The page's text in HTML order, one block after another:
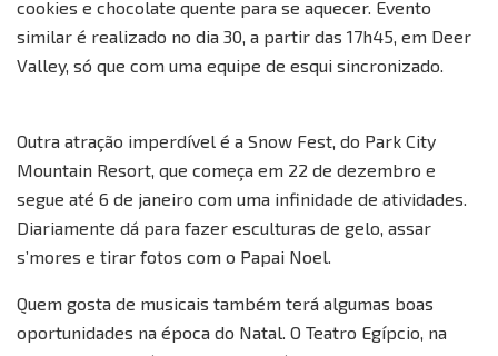
cookies e chocolate quente para se aquecer. Evento
similar é realizado no dia 30, a partir das 17h45, em Deer
Valley, só que com uma equipe de esqui sincronizado.
Outra atração imperdível é a Snow Fest, do Park City
Mountain Resort, que começa em 22 de dezembro e
segue até 6 de janeiro com uma infinidade de atividades.
Diariamente dá para fazer esculturas de gelo, assar
s’mores e tirar fotos com o Papai Noel.
Quem gosta de musicais também terá algumas boas
oportunidades na época do Natal. O Teatro Egípcio, na